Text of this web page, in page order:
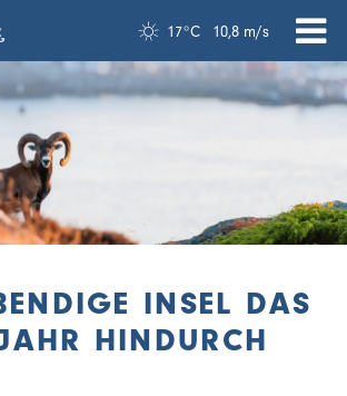
17°C 10,8 m/s
INSEL DAS
HINDURCH